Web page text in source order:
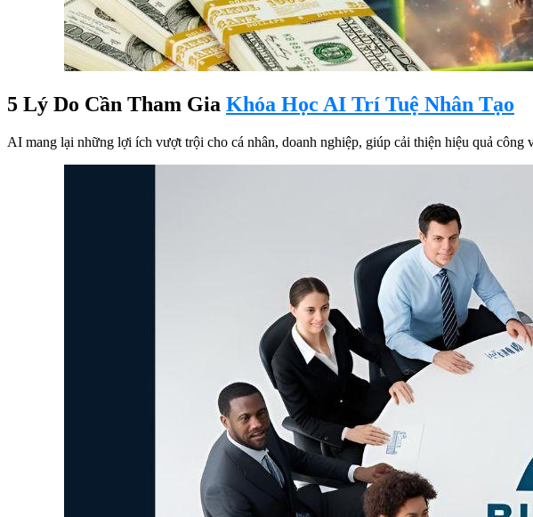
5 Lý Do Cần Tham Gia Khóa Học AI Trí Tuệ Nhân Tạo
AI mang lại những lợi ích vượt trội cho cá nhân, doanh nghiệp, giúp cải thiện hiệu quả công